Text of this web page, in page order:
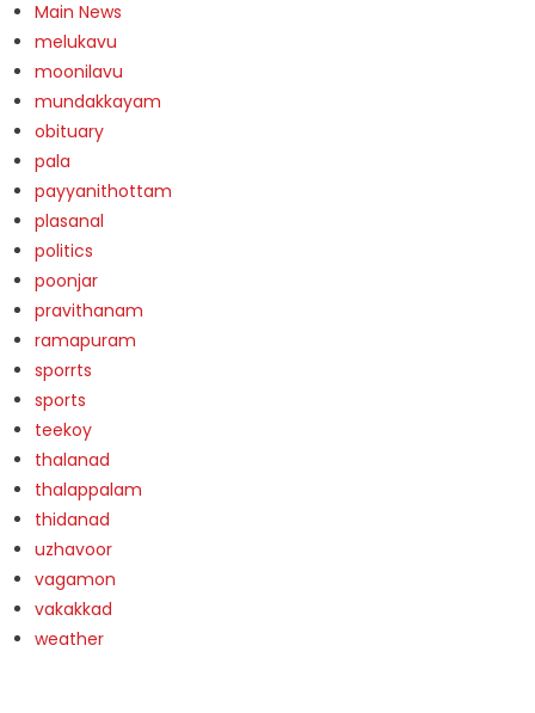
Main News
melukavu
moonilavu
mundakkayam
obituary
pala
payyanithottam
plasanal
politics
poonjar
pravithanam
ramapuram
sporrts
sports
teekoy
thalanad
thalappalam
thidanad
uzhavoor
vagamon
vakakkad
weather